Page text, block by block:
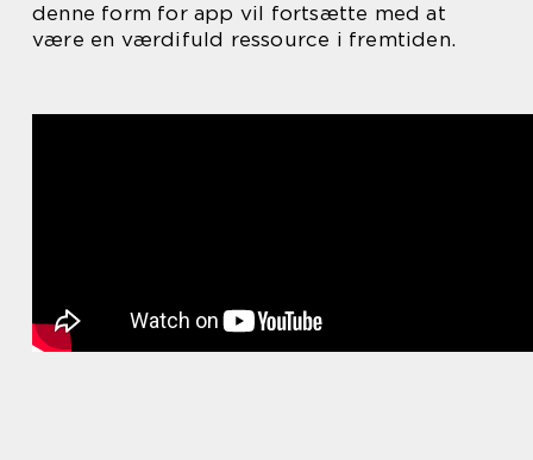
denne form for app vil fortsætte med at
være en værdifuld ressource i fremtiden.